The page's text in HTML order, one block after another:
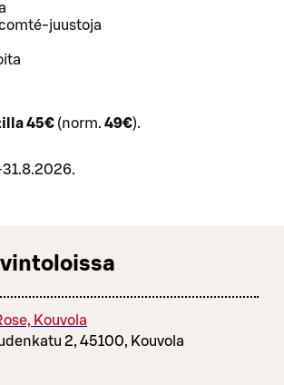
juustoja
45€ (norm. 49€).
Kouvola
2, 45100, Kouvola